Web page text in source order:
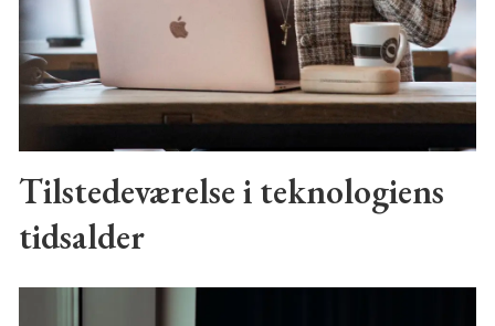
Tilstedeværelse i teknologiens
tidsalder